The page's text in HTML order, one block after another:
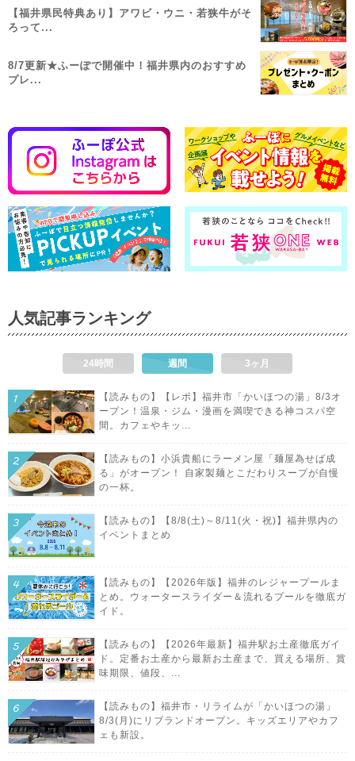
【福井県民特典あり】アワビ・ウニ・若狭牛がそ
ろって...
8/7更新★ふーぽで開催中！福井県内のおすすめ
プレ...
人気記事ランキング
24時間 週間 3ヶ月
【読みもの】【レポ】福井市「かいほつの湯」8/3オ
ープン！温泉・ジム・漫画を満喫できる神コスパ空
間。カフェやキッ...
【読みもの】小浜貴船にラーメン屋「麺屋為せば成
る」がオープン！ 自家製麺とこだわりスープが自慢
の一杯。
【読みもの】【8/8(土)～8/11(火・祝)】福井県内の
イベントまとめ
【読みもの】【2026年版】福井のレジャープールま
とめ。ウォータースライダー＆流れるプールを徹底ガ
イド。
【読みもの】【2026年最新】福井駅お土産徹底ガイ
ド。定番お土産から最新お土産まで、買える場所、賞
味期限、値段、...
【読みもの】福井市・リライムが「かいほつの湯」
8/3(月)にリブランドオープン。キッズエリアやカフ
ェも新設。